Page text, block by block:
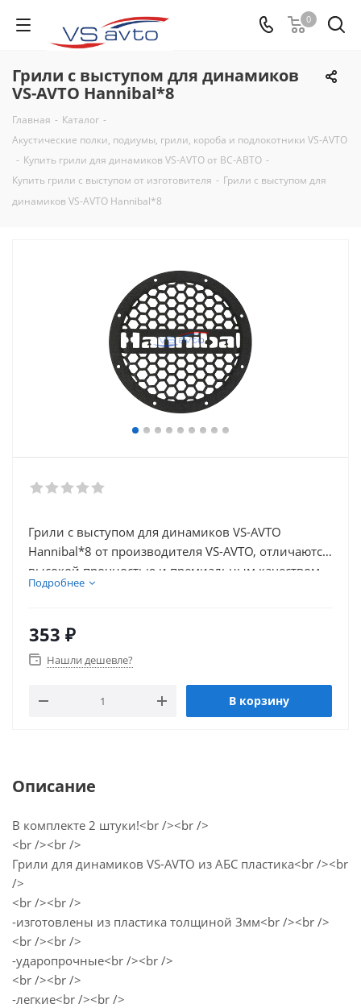
0
Грили с выступом для динамиков
VS-AVTO Hannibal*8
Главная - Каталог -
Акустические полки, подиумы, грили, короба и подлокотники VS-AVTO
- Купить грили для динамиков VS-AVTO от ВС-АВТО -
Купить грили с выступом от изготовителя - Грили с выступом для
динамиков VS-AVTO Hannibal*8
Грили с выступом для динамиков VS-AVTO
Hannibal*8 от производителя VS-AVTO, отличаются
высокой прочностью и премиальным качеством
изготовления
Подробнее
353 ₽
Нашли дешевле?
В корзину
Описание
В комплекте 2 штуки!<br /><br />
<br /><br />
Грили для динамиков VS-AVTO из АБС пластика<br /><br
/>
<br /><br />
-изготовлены из пластика толщиной 3мм<br /><br />
<br /><br />
-ударопрочные<br /><br />
<br /><br />
-легкие<br /><br />